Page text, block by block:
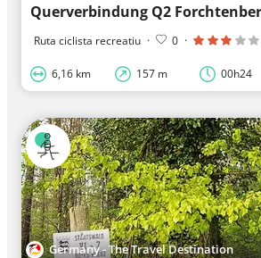
Ruta ciclista recreatiu · 0 ·
6,16 km 157 m 00h24
Germany - The Travel Destination